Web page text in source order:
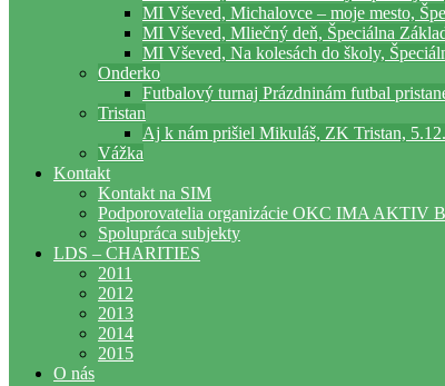
MI Vševed, Michalovce – moje mesto,
MI Vševed, Mliečný deň, Špeciálna
MI Vševed, Na kolesách do školy,
Onderko
Futbalový turnaj Prázdninám futbal
Tristan
Aj k nám prišiel Mikuláš, ZK Tristan,
Vážka
Kontakt
Kontakt na SIM
Podporovatelia organizácie OKC IMA AKTIV
Spolupráca subjekty
LDS – CHARITIES
2011
2012
2013
2014
2015
O nás